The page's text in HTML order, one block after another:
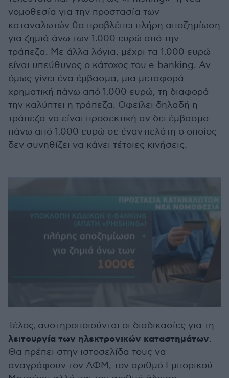
νομοθεσία για την προστασία των
καταναλωτών θα προβλέπει πλήρη αποζημίωση
για ζημιά άνω των 1.000 ευρώ από την
τράπεζα. Με άλλα λόγια, μέχρι τα 1.000 ευρώ
είναι υπεύθυνος ο κάτοχος του e-banking. Αν
όμως γίνει ένα έμβασμα, μια μεταφορά
χρηματική πάνω από 1.000 ευρώ, τη διαφορά
την καλύπτει η τράπεζα. Οφείλει δηλαδή η
τράπεζα να είναι προσεκτική αν δει έμβασμα
πάνω από 1.000 ευρώ σε έναν πελάτη ο οποίος
δεν συνηθίζει να κάνει τέτοιες κινήσεις.
Τέλος, αυστηροποιούνται οι διαδικασίες για τη
λειτουργία των ηλεκτρονικών καταστημάτων.
Θα πρέπει στην ιστοσελίδα τους να
αναγράφουν τον ΑΦΜ, τον αριθμό Εμπορικού